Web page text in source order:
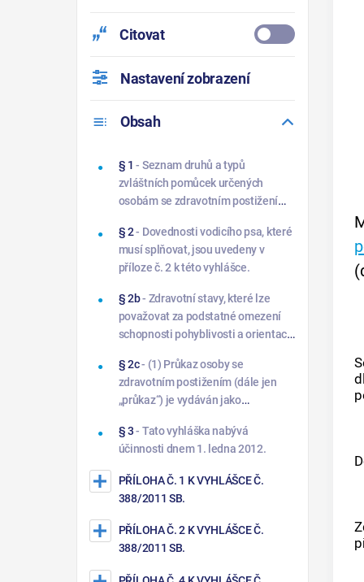
Citovat
Nastavení zobrazení
Obsah
§ 1 - Seznam druhů a typů
zvláštních pomůcek určených
osobám se zdravotním postižením
nepříznivého zdravotního stavu, na
jejichž pořízení se poskytuje
příspěvek na zvláštní pomůcku, je
uveden v příloze č. 1 k této
vyhlášce.
§ 2- Dovednosti vodicího psa, které
musí splňovat, jsou uvedeny v
příloze č. 2 k této vyhlášce.
§ 2b- Zdravotní stavy, které lze
považovat za podstatné omezení
schopnosti pohyblivosti a orientace
zdravotním postižením, jsou
uvedeny v příloze č. 4 k této
vyhlášce.
§ 2c- (1) Průkaz osoby se
zdravotním postižením (dále jen
„průkaz“) je vydáván jako
54 x 86 mm.
§ 3- Tato vyhláška nabývá
účinnosti dnem 1. ledna 2012.
PŘÍLOHA Č. 1 K VYHLÁŠCE Č.
388/2011 SB.
PŘÍLOHA Č. 2 K VYHLÁŠCE Č.
388/2011 SB.